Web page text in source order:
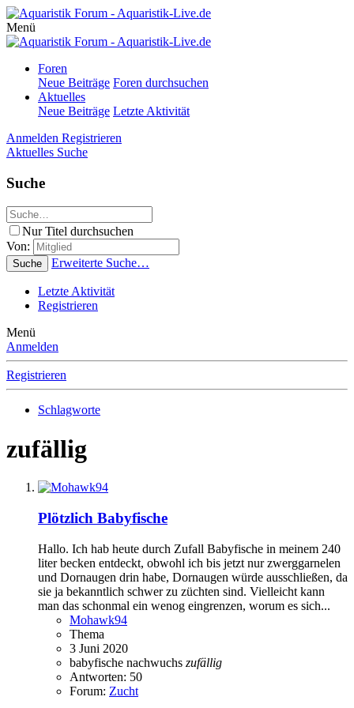
Menü
Foren
Neue Beiträge Foren durchsuchen
Aktuelles
Neue Beiträge Letzte Aktivität
Anmelden Registrieren
Aktuelles Suche
Suche
Nur Titel durchsuchen
Von:
Suche Erweiterte Suche…
Letzte Aktivität
Registrieren
Menü
Anmelden
Registrieren
Schlagworte
zufällig
Plötzlich Babyfische
Hallo. Ich hab heute durch Zufall Babyfische in meinem 240
liter becken entdeckt, obwohl ich bis jetzt nur zwerggarnelen
und Dornaugen drin habe, Dornaugen würde ausschließen, da
sie ja bekanntlich schwer zu züchten sind. Vielleicht kann
man das schonmal ein wenog eingrenzen, worum es sich...
Mohawk94
Thema
3 Juni 2020
babyfische nachwuchs zufällig
Antworten: 50
Forum: Zucht